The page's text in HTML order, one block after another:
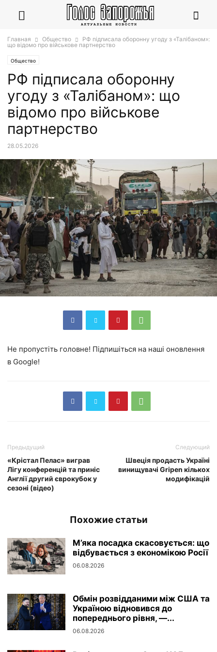
Главная Общество
РФ підписала оборонну угоду з «Талібаном»:
що відомо про військове партнерство
Общество
РФ підписала оборонну
угоду з «Талібаном»: що
відомо про військове
партнерство
28.05.2026
Не пропустіть головне! Підпишіться на наші оновлення
в Google!
Предыдущий
«Крістал Пелас» виграв
Лігу конференцій та приніс
Англії другий єврокубок у
сезоні (відео)
Следующий
Швеція продасть Україні
винищувачі Gripen кількох
модифікацій
Похожие статьи
М’яка посадка скасовується: що
відбувається з економікою Росії
06.08.2026
Обмін розвідданими між США та
Україною відновився до
попереднього рівня, —...
06.08.2026